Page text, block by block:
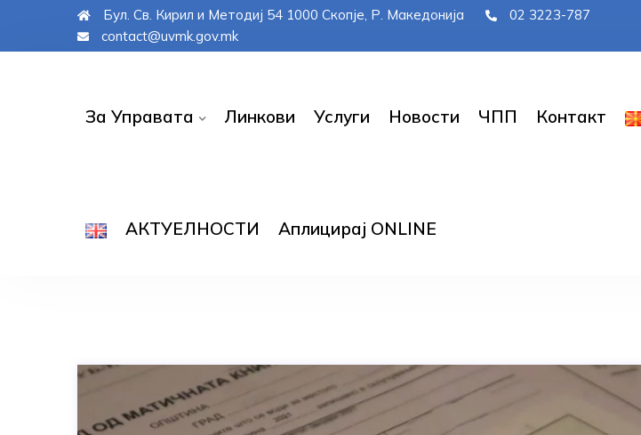
Бул. Св. Кирил и Методиј 54 1000 Скопје, Р. Македонија
02 3223-787
contact@uvmk.gov.mk
За Управата Линкови Услуги Новости ЧПП Контакт
АКТУЕЛНОСТИ Аплицирај ОNLINE